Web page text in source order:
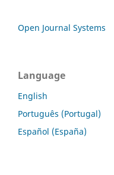
Open Journal Systems
Language
English
Português (Portugal)
Español (España)